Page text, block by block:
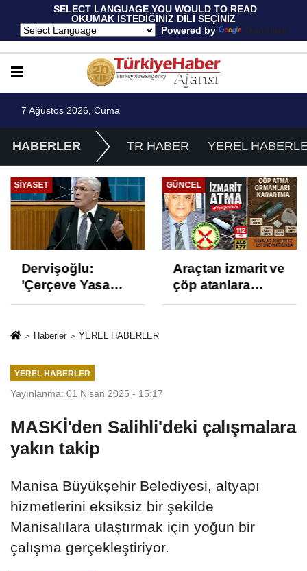
SELECT LANGUAGE YOU WOULD TO READ
OKUMAK İSTEDİĞİNİZ DİLİ SEÇİNİZ
Powered by
Translate
7 Ağustos 2026, Cuma
HABERLER TR HABER YEREL
SIYASET
Dervişoğlu:
'Çerçeve Yasa
Çözüm Değil,
ve İhanet
GÜNCEL
Araçtan izmarit ve
çöp atanlara
uyarı: Trafiğin
Haberler YEREL HABERLER
YEREL HABERLER
Yayınlanma: 01 Nisan 2025 - 15:17
MASKİ'den Salihli'deki çalışmalara
yakın takip
Manisa Büyükşehir Belediyesi, altyapı
hizmetlerini eksiksiz bir şekilde
Manisalılara ulaştırmak için yoğun bir
çalışma gerçekleştiriyor.